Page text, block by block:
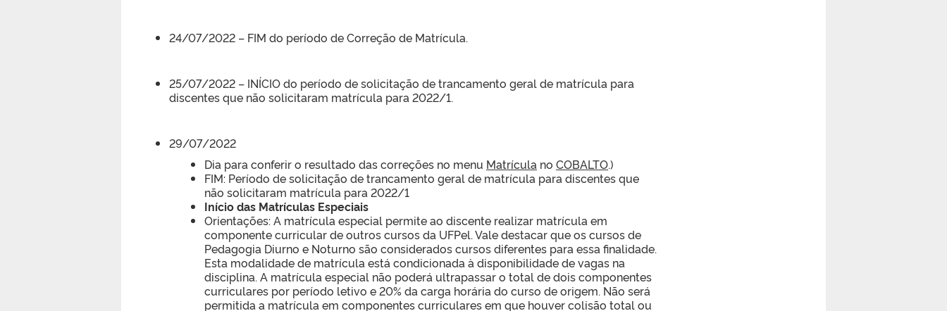
24/07/2022 – FIM do período de Correção de Matrícula.
25/07/2022 – INÍCIO do período de solicitação de trancamento geral de matrícula para
discentes que não solicitaram matrícula para 2022/1.
29/07/2022
Dia para conferir o resultado das correções no menu Matrícula no COBALTO.)
FIM: Período de solicitação de trancamento geral de matrícula para discentes que
não solicitaram matrícula para 2022/1
Início das Matrículas Especiais
Orientações: A matrícula especial permite ao discente realizar matrícula em
componente curricular de outros cursos da UFPel. Vale destacar que os cursos de
Pedagogia Diurno e Noturno são considerados cursos diferentes para essa finalidade.
Esta modalidade de matrícula está condicionada à disponibilidade de vagas na
disciplina. A matrícula especial não poderá ultrapassar o total de dois componentes
curriculares por período letivo e 20% da carga horária do curso de origem. Não será
permitida a matrícula em componentes curriculares em que houver colisão total ou